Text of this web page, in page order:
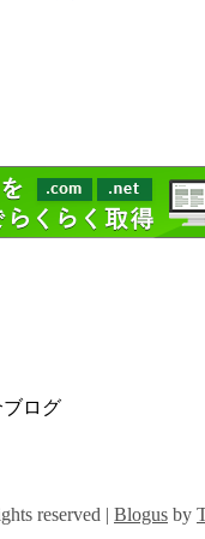
ログ
reserved | Blogus by